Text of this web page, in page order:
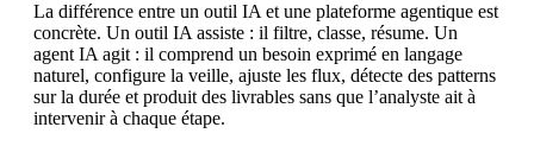
La différence entre un outil IA et une plateforme agentique est
concrète. Un outil IA assiste : il filtre, classe, résume. Un
agent IA agit : il comprend un besoin exprimé en langage
naturel, configure la veille, ajuste les flux, détecte des patterns
sur la durée et produit des livrables sans que l’analyste ait à
intervenir à chaque étape.